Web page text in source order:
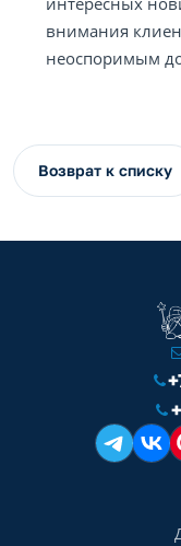
внимания
неоспоримым
Возврат к списку